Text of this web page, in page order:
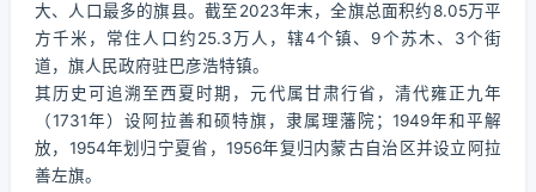
大、人口最多的旗县。截至2023年末，全旗总面积约8.05万平
方千米，常住人口约25.3万人，辖4个镇、9个苏木、3个街
道，旗人民政府驻巴彦浩特镇。
其历史可追溯至西夏时期，元代属甘肃行省，清代雍正九年
（1731年）设阿拉善和硕特旗，隶属理藩院；1949年和平解
放，1954年划归宁夏省，1956年复归内蒙古自治区并设立阿拉
善左旗。